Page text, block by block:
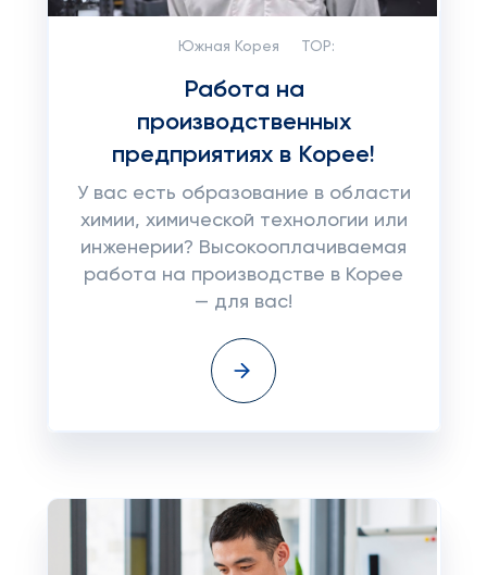
Южная Корея TOP:
Работа на
производственных
предприятиях в Корее!
У вас есть образование в области
химии, химической технологии или
инженерии? Высокооплачиваемая
работа на производстве в Корее
— для вас!